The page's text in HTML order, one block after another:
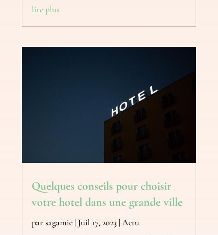
lire plus
Quelques conseils pour choisir
votre hotel dans une grande ville
parsagamie| Juil 17, 2023| Actu